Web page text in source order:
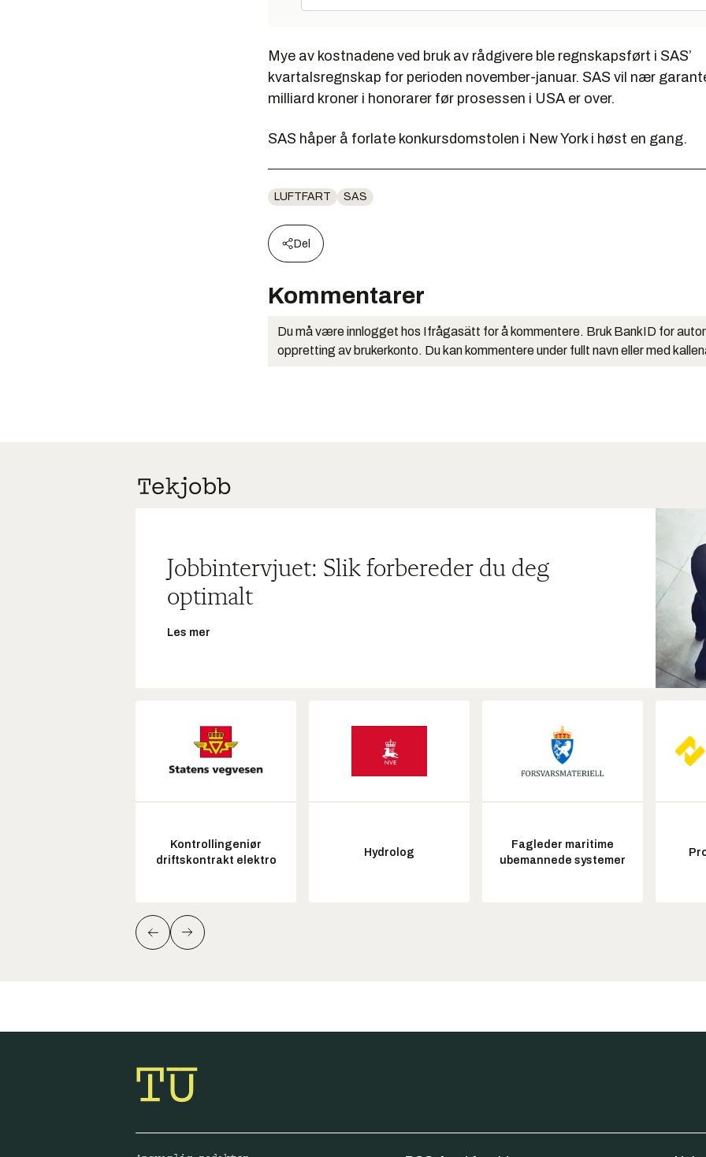
Mye av kostnadene ved bruk av rådgivere ble regnskapsført i SAS’
kvartalsregnskap for perioden november-januar. SAS vil nær
milliard kroner i honorarer før prosessen i USA er over.
SAS håper å forlate konkursdomstolen i New York i høst en gang.
LUFTFART SAS
Del
Kommentarer
Du må være innlogget hos Ifrågasätt for å kommentere. Bruk BankID for
oppretting av brukerkonto. Du kan kommentere under fullt navn eller med
Jobbintervjuet: Slik forbereder du deg
optimalt
Les mer
Kontrollingeniør
driftskontrakt elektro
Hydrolog
Fagleder maritime
ubemannede systemer